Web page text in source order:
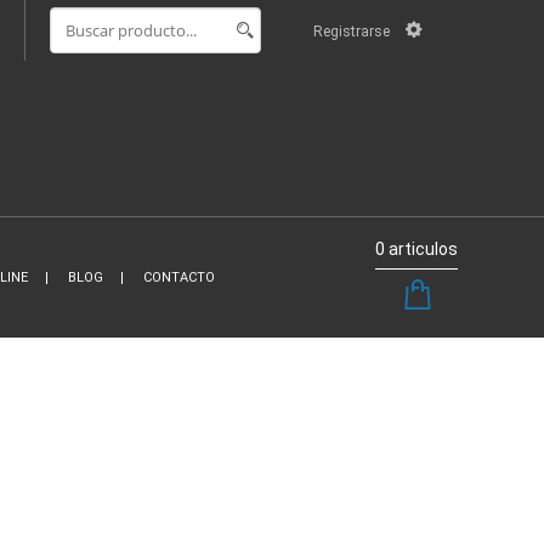
Registrarse
BLOG CONTACTO
0 articulos